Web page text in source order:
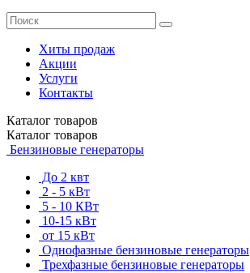
Хиты продаж
Акции
Услуги
Контакты
Каталог товаров
Каталог товаров
Бензиновые генераторы
До 2 квт
2 - 5 кВт
5 - 10 КВт
10-15 кВт
от 15 кВт
Однофазные бензиновые генераторы
Трехфазные бензиновые генераторы